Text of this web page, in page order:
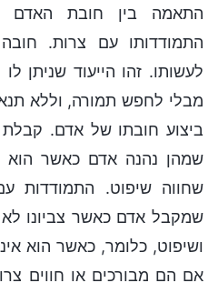
התאמה בין חובת האדם
התמודדותו עם צרות.
לעשותו. זהו הייעוד שניתן
מבלי לחפש תמורה, וללא
ביצוע חובתו של אדם.
שמהן נהנה אדם כאשר הוא
שחווה שיפוט. התמודדות
שמקבל אדם כאשר צביונו
ושיפוט, כלומר, כאשר הוא
אם הם מבורכים או חווים